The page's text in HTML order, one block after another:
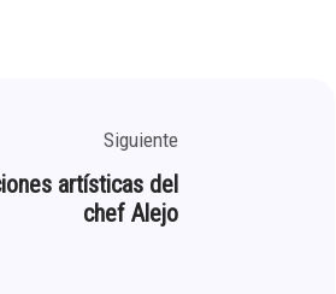
Siguiente
artísticas del
chef Alejo